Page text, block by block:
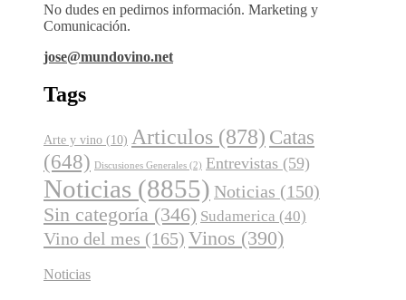
No dudes en pedirnos información. Marketing y
Comunicación.
jose@mundovino.net
Tags
Arte y vino (10) Articulos (878) Catas
(648) Discusiones Generales (2) Entrevistas (59)
Noticias (8855) Noticias (150)
Sin categoría (346) Sudamerica (40)
Vino del mes (165) Vinos (390)
Noticias